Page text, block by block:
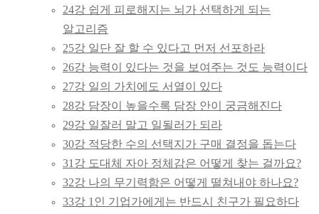
24강 쉽게 피로해지는 뇌가 선택하게 되는
알고리즘
25강 일단 잘 할 수 있다고 먼저 선포하라
26강 능력이 있다는 것을 보여주는 것도 능력이다
27강 일의 가치에도 서열이 있다
28강 담장이 높을수록 담장 안이 궁금해진다
29강 일잘러 말고 일될러가 되라
30강 적당한 수의 선택지가 구매 결정을 돕는다
31강 도대체 자아 정체감은 어떻게 찾는 걸까요?
32강 나의 무기력함은 어떻게 떨쳐내야 하나요?
33강 1인 기업가에게는 반드시 친구가 필요하다